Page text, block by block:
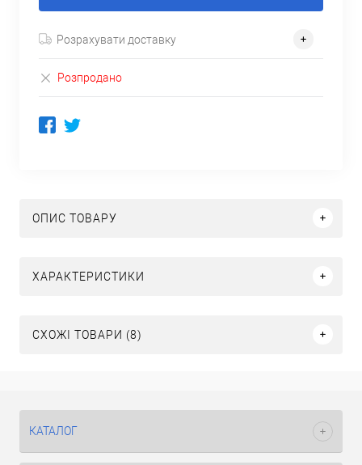
Розрахувати доставку
Розпродано
ОПИС ТОВАРУ
ХАРАКТЕРИСТИКИ
СХОЖІ ТОВАРИ (8)
КАТАЛОГ